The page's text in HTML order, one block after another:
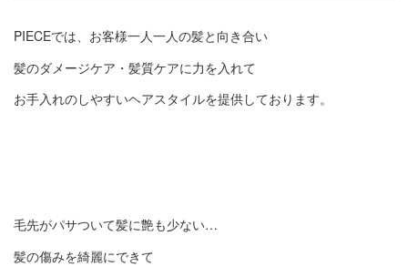
PIECEでは、お客様一人一人の髪と向き合い
髪のダメージケア・髪質ケアに力を入れて
お手入れのしやすいヘアスタイルを提供しております。
毛先がパサついて髪に艶も少ない…
髪の傷みを綺麗にできて